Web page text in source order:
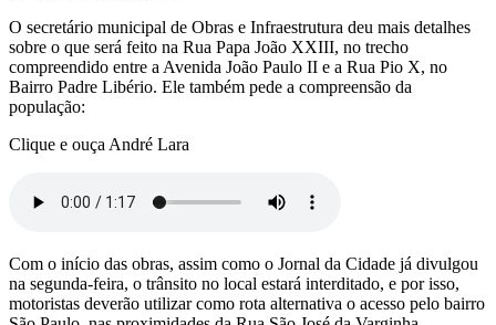
O secretário municipal de Obras e Infraestrutura deu mais detalhes
sobre o que será feito na Rua Papa João XXIII, no trecho
compreendido entre a Avenida João Paulo II e a Rua Pio X, no
Bairro Padre Libério. Ele também pede a compreensão da
população:
Clique e ouça André Lara
Com o início das obras, assim como o Jornal da Cidade já divulgou
na segunda-feira, o trânsito no local estará interditado, e por isso,
motoristas deverão utilizar como rota alternativa o acesso pelo bairro